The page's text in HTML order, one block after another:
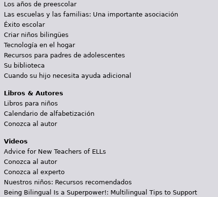
Los años de preescolar
Las escuelas y las familias: Una importante asociación
Éxito escolar
Criar niños bilingües
Tecnología en el hogar
Recursos para padres de adolescentes
Su biblioteca
Cuando su hijo necesita ayuda adicional
Libros & Autores
Libros para niños
Calendario de alfabetización
Conozca al autor
Videos
Advice for New Teachers of ELLs
Conozca al autor
Conozca al experto
Nuestros niños: Recursos recomendados
Being Bilingual Is a Superpower!: Multilingual Tips to Support